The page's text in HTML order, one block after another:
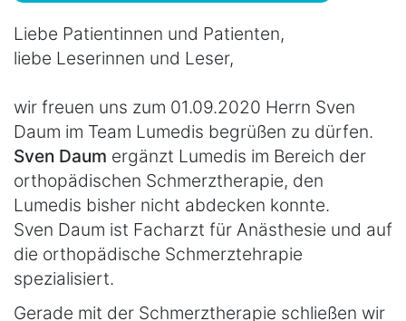
Liebe Patientinnen und Patienten,
liebe Leserinnen und Leser,
wir freuen uns zum 01.09.2020 Herrn Sven
Daum im Team Lumedis begrüßen zu dürfen.
Sven Daum ergänzt Lumedis im Bereich der
orthopädischen Schmerztherapie, den
Lumedis bisher nicht abdecken konnte.
Sven Daum ist Facharzt für Anästhesie und auf
die orthopädische Schmerztehrapie
spezialisiert.
Gerade mit der Schmerztherapie schließen wir